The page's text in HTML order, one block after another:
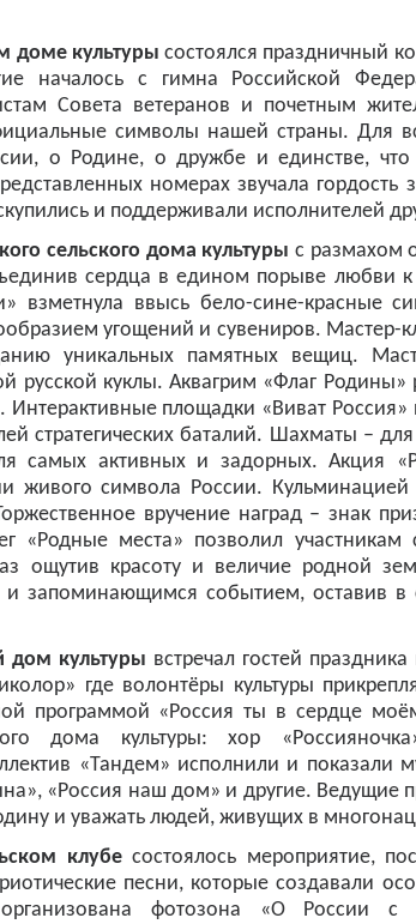
доме культуры состоялся праздничный
началось с гимна Российской
Совета ветеранов и почетным
символы нашей страны. Для
о Родине, о дружбе и единстве,
номерах звучала
и поддерживали исполнителей
сельского дома культуры с размахом
сердца в едином порыве любви
взметнула ввысь бело-сине-красные
угощений и сувениров. Мастер-
уникальных памятных вещиц.
русской куклы. Аквагрим «Флаг
Интерактивные площадки «Виват
стратегических баталий. Шахматы –
самых активных и задорных. Акция
живого символа России. Кульминацией
вручение наград – знак
«Родные места» позволил
ощутив красоту и величие родной
запоминающимся событием, оставив в
дом культуры встречал гостей
где волонтёры культуры
программой «Россия ты в сердце
дома культуры: хор
«Тандем» исполнили и показали
«Россия наш дом» и другие. Ведущие
и уважать людей, живущих в
клубесостоялось мероприятие,
песни, которые создавали
фотозона «О России с